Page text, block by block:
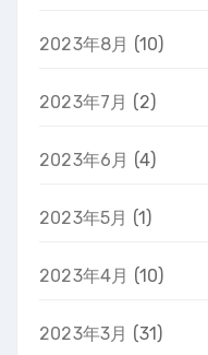
2023年8月 (10)
2023年7月 (2)
2023年6月 (4)
2023年5月 (1)
2023年4月 (10)
2023年3月 (31)